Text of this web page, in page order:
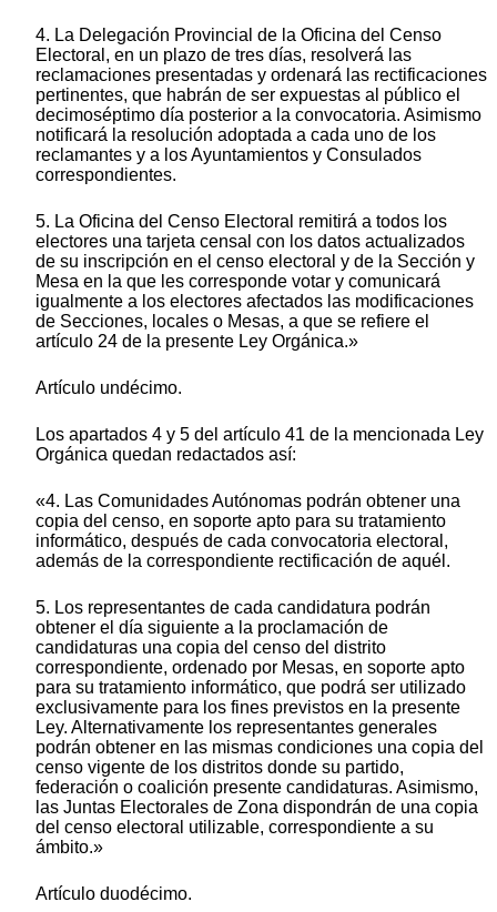
4. La Delegación Provincial de la Oficina del Censo
Electoral, en un plazo de tres días, resolverá las
reclamaciones presentadas y ordenará las rectificaciones
pertinentes, que habrán de ser expuestas al público el
decimoséptimo día posterior a la convocatoria. Asimismo
notificará la resolución adoptada a cada uno de los
reclamantes y a los Ayuntamientos y Consulados
correspondientes.
5. La Oficina del Censo Electoral remitirá a todos los
electores una tarjeta censal con los datos actualizados
de su inscripción en el censo electoral y de la Sección y
Mesa en la que les corresponde votar y comunicará
igualmente a los electores afectados las modificaciones
de Secciones, locales o Mesas, a que se refiere el
artículo 24 de la presente Ley Orgánica.»
Artículo undécimo.
Los apartados 4 y 5 del artículo 41 de la mencionada Ley
Orgánica quedan redactados así:
«4. Las Comunidades Autónomas podrán obtener una
copia del censo, en soporte apto para su tratamiento
informático, después de cada convocatoria electoral,
además de la correspondiente rectificación de aquél.
5. Los representantes de cada candidatura podrán
obtener el día siguiente a la proclamación de
candidaturas una copia del censo del distrito
correspondiente, ordenado por Mesas, en soporte apto
para su tratamiento informático, que podrá ser utilizado
exclusivamente para los fines previstos en la presente
Ley. Alternativamente los representantes generales
podrán obtener en las mismas condiciones una copia del
censo vigente de los distritos donde su partido,
federación o coalición presente candidaturas. Asimismo,
las Juntas Electorales de Zona dispondrán de una copia
del censo electoral utilizable, correspondiente a su
ámbito.»
Artículo duodécimo.